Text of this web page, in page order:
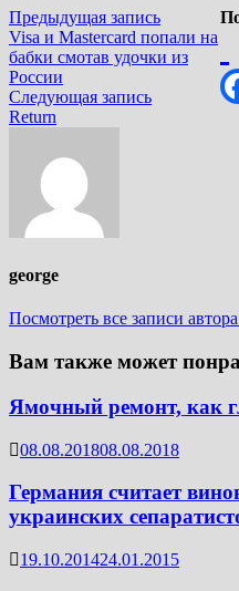
Навигация
по
записям
Предыдущая запись
запись:
Visa и Mastercard попали на
бабки смотав удочки из
России
Следующая записьСледующая
Return
george
Посмотреть все записи
Вам также может
Ямочный ремонт, как
08.08.201808.08.2018
Германия считает
украинских
19.10.201424.01.2015